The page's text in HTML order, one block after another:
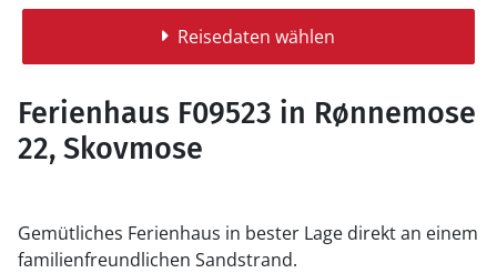
Reisedaten wählen
Ferienhaus F09523 in Rønnemose
22, Skovmose
Gemütliches Ferienhaus in bester Lage direkt an einem
familienfreundlichen Sandstrand.